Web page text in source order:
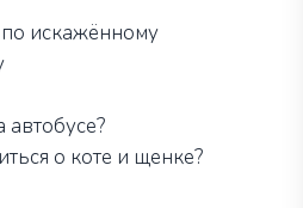
по искажённому
о коте и щенке?